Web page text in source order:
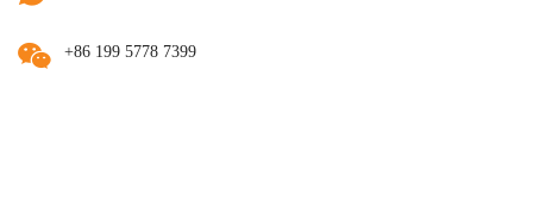
+86 199 5778 7399